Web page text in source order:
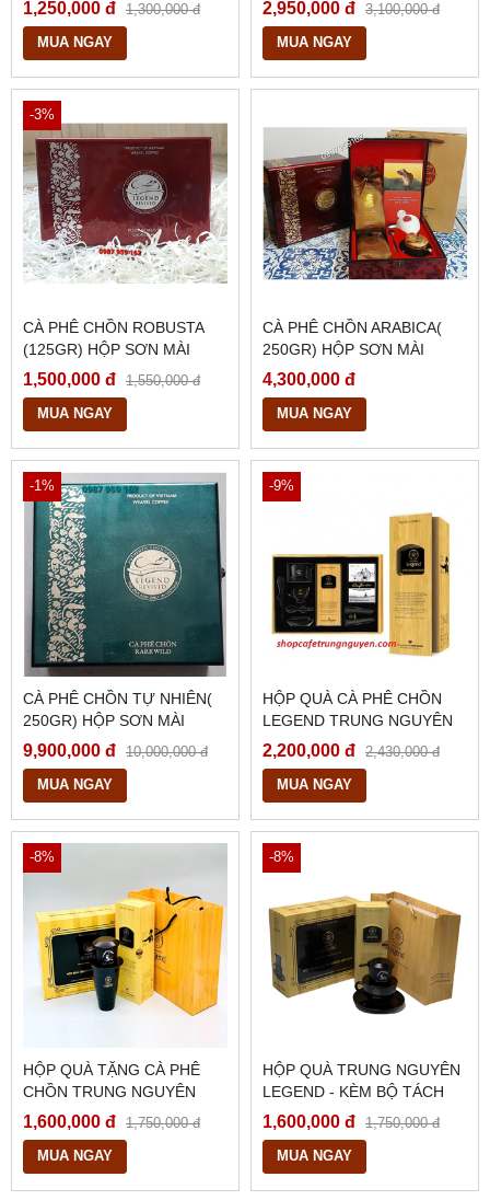
1,250,000 đ 1,300,000 đ
MUA NGAY
2,950,000 đ 3,100,000 đ
MUA NGAY
-3%
CÀ PHÊ CHỒN ROBUSTA
(125GR) HỘP SƠN MÀI
1,500,000 đ 1,550,000 đ
MUA NGAY
CÀ PHÊ CHỒN ARABICA(
250GR) HỘP SƠN MÀI
4,300,000 đ
MUA NGAY
-1%
CÀ PHÊ CHỒN TỰ NHIÊN(
250GR) HỘP SƠN MÀI
ĐẲNG CẤP
9,900,000 đ 10,000,000 đ
MUA NGAY
-9%
HỘP QUÀ CÀ PHÊ CHỒN
LEGEND TRUNG NGUYÊN
2,200,000 đ 2,430,000 đ
MUA NGAY
-8%
HỘP QUÀ TẶNG CÀ PHÊ
CHỒN TRUNG NGUYÊN
LEGEND
1,600,000 đ 1,750,000 đ
MUA NGAY
-8%
HỘP QUÀ TRUNG NGUYÊN
LEGEND - KÈM BỘ TÁCH
VÀ PHIN ĐEN TRUNG
NGUYÊN
1,600,000 đ 1,750,000 đ
MUA NGAY